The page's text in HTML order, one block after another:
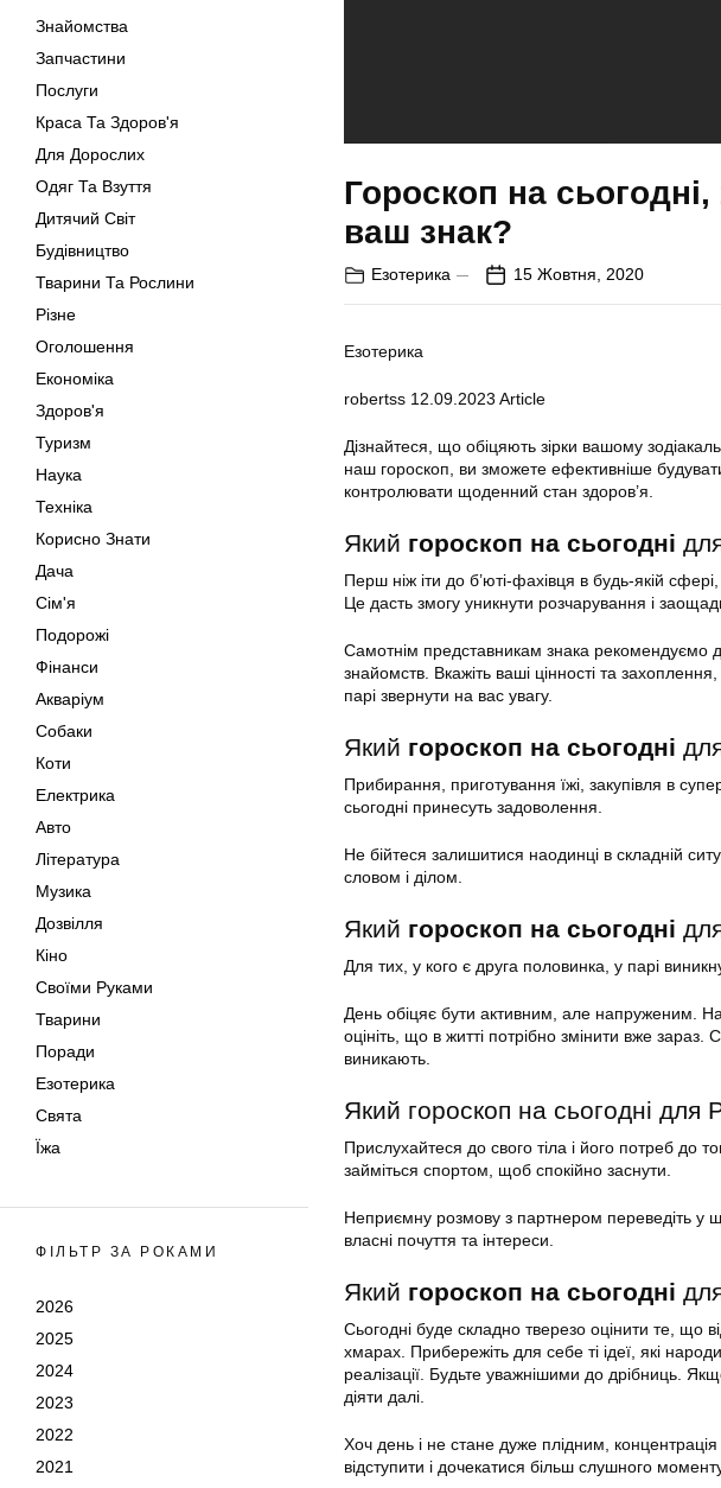
Знайомства
Запчастини
Послуги
Краса Та Здоров'я
Для Дорослих
Одяг Та Взуття
Дитячий Світ
Будівництво
Тварини Та Рослини
Різне
Оголошення
Економіка
Здоров'я
Туризм
Наука
Техніка
Корисно Знати
Дача
Сім'я
Подорожі
Фінанси
Акваріум
Собаки
Коти
Електрика
Авто
Література
Музика
Дозвілля
Кіно
Своїми Руками
Тварини
Поради
Езотерика
Свята
Їжа
ФІЛЬТР ЗА РОКАМИ
2026
2025
2024
2023
2022
2021
Гороскоп на
ваш знак?
Езотерика 15 Жовтня, 2020
Езотерика
robertss 12.09.2023 Article
Дізнайтеся, що обіцяють зірки вашому
наш гороскоп, ви зможете ефективніше
контролювати щоденний стан здоров’я.
Який гороскоп на сьогодні
Перш ніж іти до б’юті-фахівця в будь-якій
Це дасть змогу уникнути розчарування і
Самотнім представникам знака рекомендуємо
знайомств. Вкажіть ваші цінності та
парі звернути на вас увагу.
Який гороскоп на сьогодні
Прибирання, приготування їжі, закупівля в
сьогодні принесуть задоволення.
Не бійтеся залишитися наодинці в складній
словом і ділом.
Який гороскоп на сьогодні
Для тих, у кого є друга половинка, у парі
День обіцяє бути активним, але напруженим.
оцініть, що в житті потрібно змінити вже
виникають.
Який гороскоп на сьогодні для
Прислухайтеся до свого тіла і його потреб до
займіться спортом, щоб спокійно заснути.
Неприємну розмову з партнером переведіть у
власні почуття та інтереси.
Який гороскоп на сьогодні
Сьогодні буде складно тверезо оцінити те, що
хмарах. Прибережіть для себе ті ідеї, які
реалізації. Будьте уважнішими до дрібниць.
діяти далі.
Хоч день і не стане дуже плідним,
відступити і дочекатися більш слушного